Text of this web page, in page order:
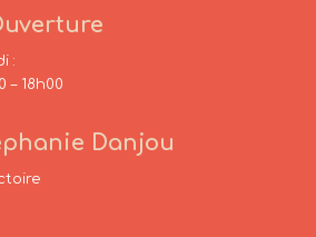
:
– 18h00
Danjou